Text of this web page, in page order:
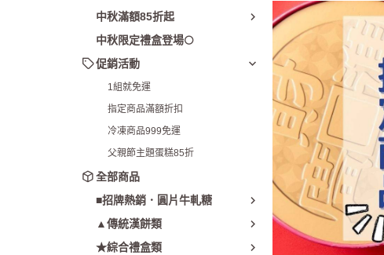
*中秋禮盒｜綜合禮盒
冷凍商品999免運
父親節主題蛋糕85折
中秋滿額85折起
中秋限定禮盒登場🌕
促銷活動
1組就免運
指定商品滿額折扣
冷凍商品999免運
父親節主題蛋糕85折
全部商品
■招牌熱銷．圓片牛軋糖
▲傳統漢餅類
★綜合禮盒類